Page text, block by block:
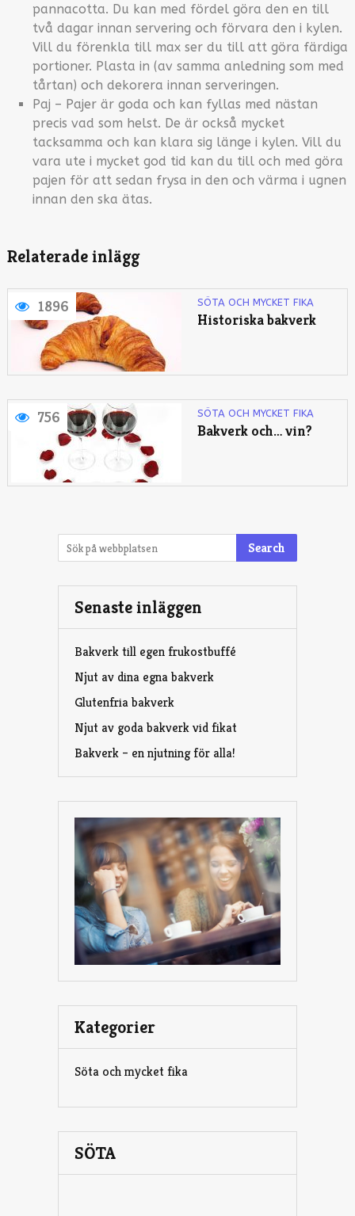
pannacotta. Du kan med fördel göra den en till
två dagar innan servering och förvara den i kylen.
Vill du förenkla till max ser du till att göra färdiga
portioner. Plasta in (av samma anledning som med
tårtan) och dekorera innan serveringen.
Paj – Pajer är goda och kan fyllas med nästan
precis vad som helst. De är också mycket
tacksamma och kan klara sig länge i kylen. Vill du
vara ute i mycket god tid kan du till och med göra
pajen för att sedan frysa in den och värma i ugnen
innan den ska ätas.
Relaterade inlägg
1896 SÖTA OCH MYCKET FIKA
Historiska bakverk
756 SÖTA OCH MYCKET FIKA
Bakverk och… vin?
Search
Senaste inläggen
Bakverk till egen frukostbuffé
Njut av dina egna bakverk
Glutenfria bakverk
Njut av goda bakverk vid fikat
Bakverk – en njutning för alla!
Kategorier
Söta och mycket fika
SÖTA